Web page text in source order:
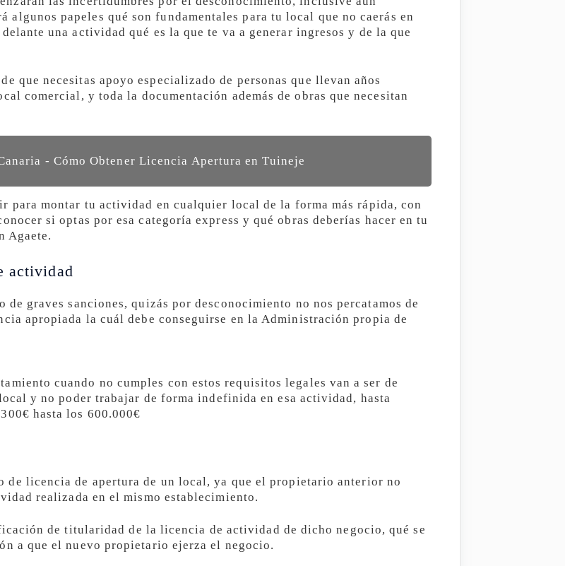
algunos papeles qué son fundamentales para tu local que no caerás en
una actividad qué es la que te va a generar ingresos y de la que
que necesitas apoyo especializado de personas que llevan años
comercial, y toda la documentación además de obras que necesitan
- Cómo Obtener Licencia Apertura en Tuineje
para montar tu actividad en cualquier local de la forma más rápida, con
si optas por esa categoría express y qué obras deberías hacer en tu
Agaete.
actividad
graves sanciones, quizás por desconocimiento no nos percatamos de
apropiada la cuál debe conseguirse en la Administración propia de
cuando no cumples con estos requisitos legales van a ser de
y no poder trabajar de forma indefinida en esa actividad, hasta
hasta los 600.000€
de licencia de apertura de un local, ya que el propietario anterior no
realizada en el mismo establecimiento.
de titularidad de la licencia de actividad de dicho negocio, qué se
a que el nuevo propietario ejerza el negocio.